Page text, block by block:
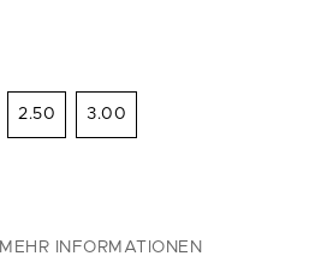
2.50 3.00
MEHR INFORMATIONEN